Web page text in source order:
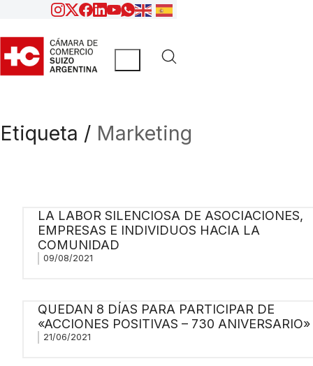
Etiqueta / Marketing
LA LABOR SILENCIOSA DE ASOCIACIONES,
EMPRESAS E INDIVIDUOS HACIA LA
COMUNIDAD
09/08/2021
QUEDAN 8 DÍAS PARA PARTICIPAR DE
«ACCIONES POSITIVAS – 730 ANIVERSARIO»
21/06/2021